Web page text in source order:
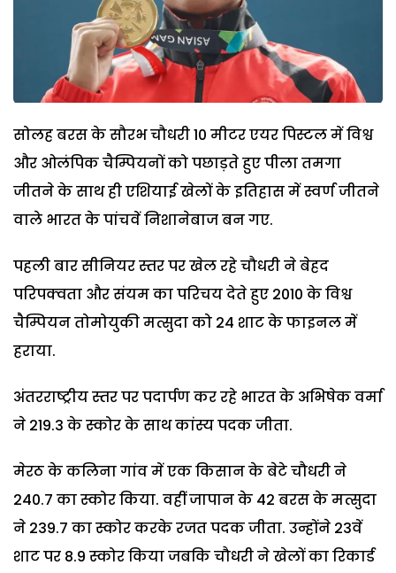
सोलह बरस के सौरभ चौधरी 10 मीटर एयर पिस्टल में विश्व
और ओलंपिक चैम्पियनों को पछाड़ते हुए पीला तमगा
जीतने के साथ ही एशियाई खेलों के इतिहास में स्वर्ण जीतने
वाले भारत के पांचवें निशानेबाज बन गए.
पहली बार सीनियर स्तर पर खेल रहे चौधरी ने बेहद
परिपक्वता और संयम का परिचय देते हुए 2010 के विश्व
चैम्पियन तोमोयुकी मत्सुदा को 24 शाट के फाइनल में
हराया.
अंतरराष्ट्रीय स्तर पर पदार्पण कर रहे भारत के अभिषेक वर्मा
ने 219.3 के स्कोर के साथ कांस्य पदक जीता.
मेरठ के कलिना गांव में एक किसान के बेटे चौधरी ने
240.7 का स्कोर किया. वहीं जापान के 42 बरस के मत्सुदा
ने 239.7 का स्कोर करके रजत पदक जीता. उन्होंने 23वें
शाट पर 8.9 स्कोर किया जबकि चौधरी ने खेलों का रिकार्ड